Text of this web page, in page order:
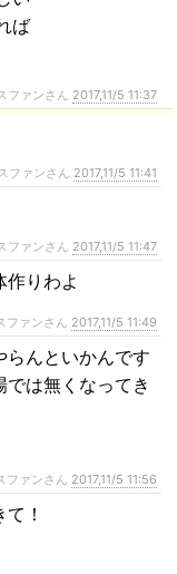
ば
ァンさん 2017,11/5 11:37
ファンさん 2017,11/5 11:41
ァンさん 2017,11/5 11:47
作りわよ
ァンさん 2017,11/5 11:49
らんといかんです
は無くなってき
ァンさん 2017,11/5 11:56
！